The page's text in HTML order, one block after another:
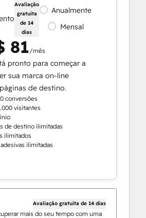
Avaliação
gratuita
de 14
dias
Anualmente
Mensal
81/mês
pronto para começar a
sua marca on-line
de destino.
conversões
visitantes
de destino ilimitadas
ilimitados
adesivas ilimitadas
Avaliação gratuita de 14 dias
mais do seu tempo com uma